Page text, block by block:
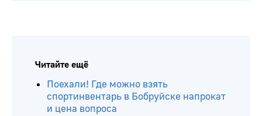
Читайте ещё
Поехали! Где можно взять
спортинвентарь в Бобруйске напрокат
и цена вопроса